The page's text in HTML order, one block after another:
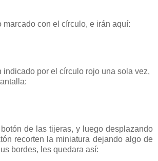
marcado con el círculo, e irán aquí:
indicado por el círculo rojo una sola vez,
de las tijeras, y luego desplazando
recorten la miniatura dejando algo de
bordes, les quedara así: